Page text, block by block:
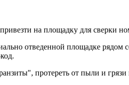
на площадку для сверки
отведенной площадке рядом
протереть от пыли и